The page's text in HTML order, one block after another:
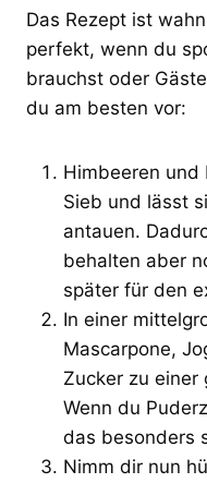
Das Rezept ist
perfekt, wenn du
brauchst oder
du am besten vor:
Himbeeren und
Sieb und lässt
antauen.
behalten aber
später für den
In einer
Mascarpone,
Zucker zu einer
Wenn du
das besonders
Nimm dir nun